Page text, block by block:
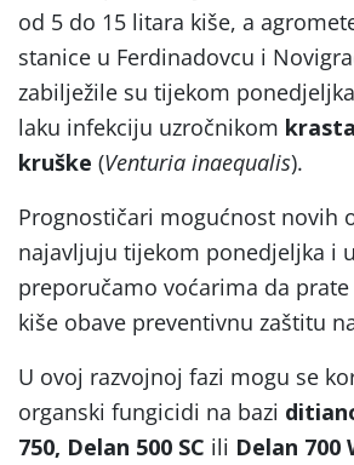
od 5 do 15 litara kiše, a
stanice u Ferdinadovcu i
zabilježile su tijekom
laku infekciju uzročnikom
kruške (Venturia inaequalis).
Prognostičari mogućnost novih
najavljuju tijekom ponedjeljka i
preporučamo voćarima da
kiše obave preventivnu zaštitu
U ovoj razvojnoj fazi mogu se
organski fungicidi na bazi
750, Delan 500 SC ili Delan 700